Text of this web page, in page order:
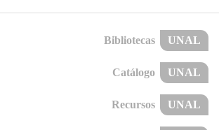
Bibliotecas UNAL
Catálogo UNAL
Recursos UNAL